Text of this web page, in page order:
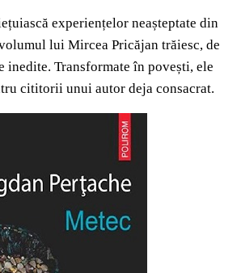
experiențelor neașteptate din
lui Mircea Pricăjan trăiesc, de
inedite. Transformate în povești, ele
cititorii unui autor deja consacrat.